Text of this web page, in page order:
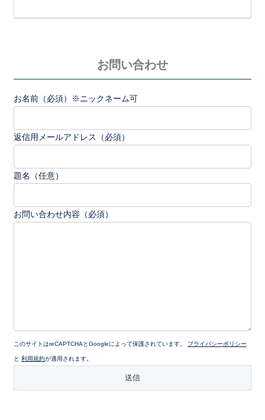
お問い合わせ
お名前（必須）※ニックネーム可
返信用メールアドレス（必須）
題名（任意）
お問い合わせ内容（必須）
このサイトはreCAPTCHAとGoogleによって保護されています。 プライバシーポリシー
と 利用規約が適用されます。